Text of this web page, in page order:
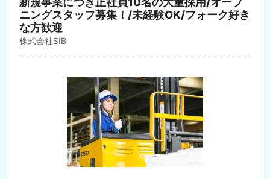
ニングスタッフ募集！/未経験OK/フォーク好き
な方歓迎
株式会社SIB